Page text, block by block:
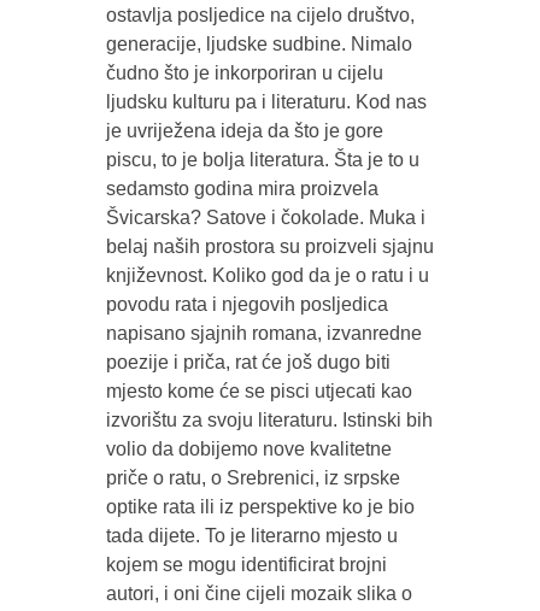
ostavlja posljedice na cijelo društvo,
generacije, ljudske sudbine. Nimalo
čudno što je inkorporiran u cijelu
ljudsku kulturu pa i literaturu. Kod nas
je uvriježena ideja da što je gore
piscu, to je bolja literatura. Šta je to u
sedamsto godina mira proizvela
Švicarska? Satove i čokolade. Muka i
belaj naših prostora su proizveli sjajnu
književnost. Koliko god da je o ratu i u
povodu rata i njegovih posljedica
napisano sjajnih romana, izvanredne
poezije i priča, rat će još dugo biti
mjesto kome će se pisci utjecati kao
izvorištu za svoju literaturu. Istinski bih
volio da dobijemo nove kvalitetne
priče o ratu, o Srebrenici, iz srpske
optike rata ili iz perspektive ko je bio
tada dijete. To je literarno mjesto u
kojem se mogu identificirat brojni
autori, i oni čine cijeli mozaik slika o